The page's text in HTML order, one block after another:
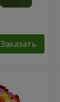
Заказать